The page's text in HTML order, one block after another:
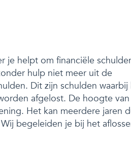
je helpt om financiële
hulp niet meer uit de
Dit zijn schulden waarbij
afgelost. De hoogte
Het kan meerdere jaren
begeleiden je bij het